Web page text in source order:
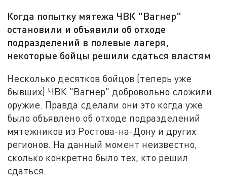
Когда попытку мятежа ЧВК "Вагнер"
остановили и объявили об отходе
подразделений в полевые лагеря,
некоторые бойцы решили сдаться властям
Несколько десятков бойцов (теперь уже
бывших) ЧВК "Вагнер" добровольно сложили
оружие. Правда сделали они это когда уже
было объявлено об отходе подразделений
мятежников из Ростова-на-Дону и других
регионов. На данный момент неизвестно,
сколько конкретно было тех, кто решил
сдаться.